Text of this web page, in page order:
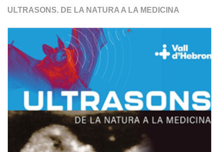
ULTRASONS. DE LA NATURA A LA MEDICINA